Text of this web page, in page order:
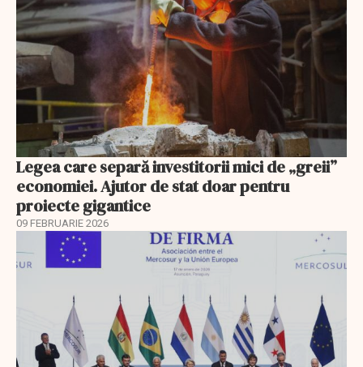
Legea care separă investitorii mici de „greii”
economiei. Ajutor de stat doar pentru
proiecte gigantice
09 FEBRUARIE 2026